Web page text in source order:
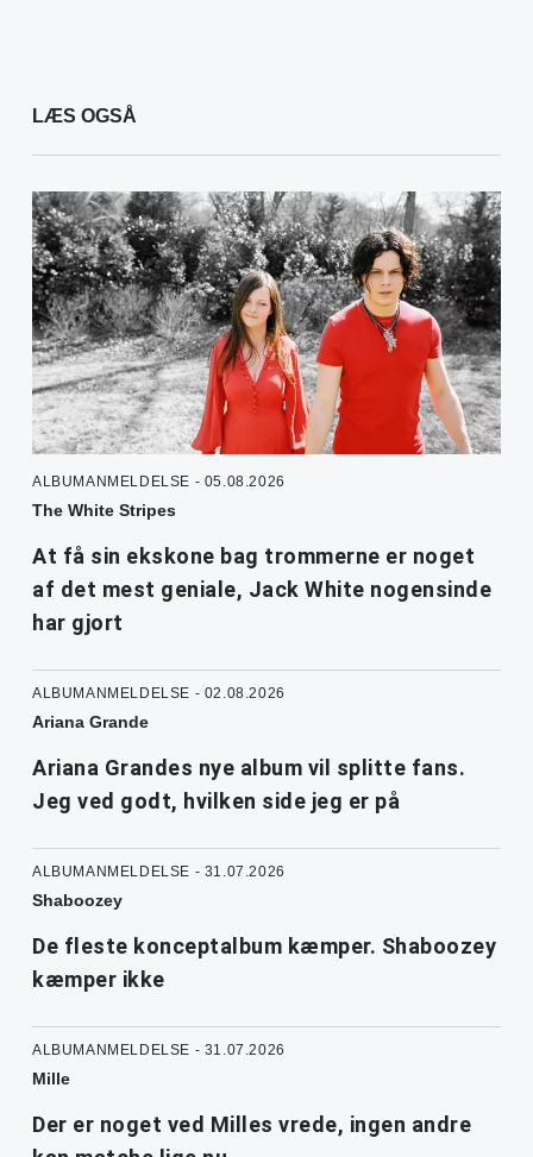
LÆS OGSÅ
ALBUMANMELDELSE - 05.08.2026
The White Stripes
At få sin ekskone bag trommerne er noget
af det mest geniale, Jack White nogensinde
har gjort
ALBUMANMELDELSE - 02.08.2026
Ariana Grande
Ariana Grandes nye album vil splitte fans.
Jeg ved godt, hvilken side jeg er på
ALBUMANMELDELSE - 31.07.2026
Shaboozey
De fleste konceptalbum kæmper. Shaboozey
kæmper ikke
ALBUMANMELDELSE - 31.07.2026
Mille
Der er noget ved Milles vrede, ingen andre